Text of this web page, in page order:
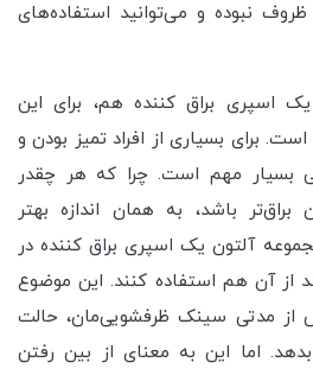
نبوده و می‌توانید استفاده‌های
اسپری براق کننده هم، برای این
برای بسیاری از افراد تمیز بودن و
بسیار مهم است. چرا که هر چقدر
باشد، به همان اندازه بهتر
آلتون یک اسپری براق کننده در
از آن هم استفاده کنند. این موضوع
مدتی سینک ظرفشویی‌مان، حالت
اما این به معنای از بین رفتن